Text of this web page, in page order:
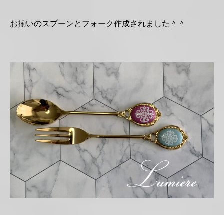
お揃いのスプーンとフォーク作成されました＾＾